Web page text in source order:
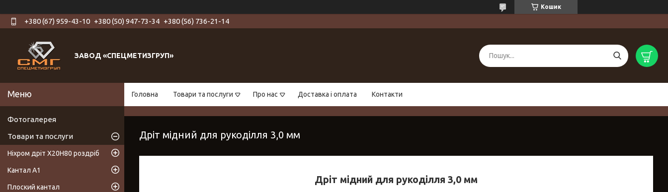
Кошик
+380 (67) 959-43-10 +380 (50) 947-73-34 +380 (56) 736-21-14
ЗАВОД «СПЕЦМЕТИЗГРУП»
Головна Товари та послуги Про нас Доставка і оплата Контакти
Дріт мідний для рукоділля 3,0 мм
Дріт мідний для рукоділля 3,0 мм
Фотогалерея
Товари та послуги
Ніхром дріт Х20Н80 роздріб
Кантал А1
Плоский кантал